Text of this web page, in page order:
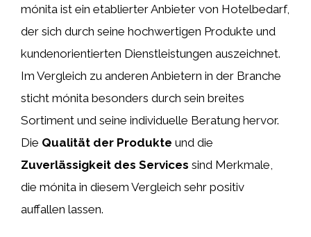
mónita ist ein etablierter Anbieter von Hotelbedarf,
der sich durch seine hochwertigen Produkte und
kundenorientierten Dienstleistungen auszeichnet.
Im Vergleich zu anderen Anbietern in der Branche
sticht mónita besonders durch sein breites
Sortiment und seine individuelle Beratung hervor.
Die Qualität der Produkte und die
Zuverlässigkeit des Services sind Merkmale,
die mónita in diesem Vergleich sehr positiv
auffallen lassen.